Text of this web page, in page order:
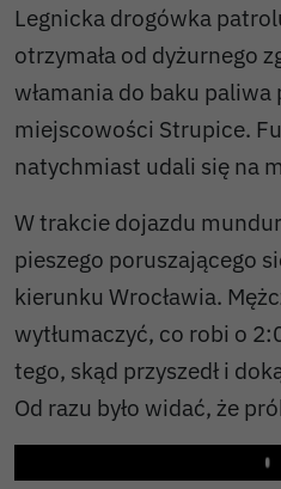
Legnicka drogówka
otrzymała od dyżurnego
włamania do baku
miejscowości Strupice.
natychmiast udali się na
W trakcie dojazdu
pieszego poruszającego
kierunku Wrocławia.
wytłumaczyć, co robi o
tego, skąd przyszedł i
Od razu było widać, że